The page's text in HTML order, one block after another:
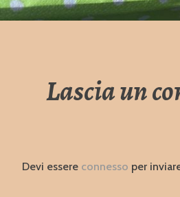
Lascia un
Devi essere connesso per